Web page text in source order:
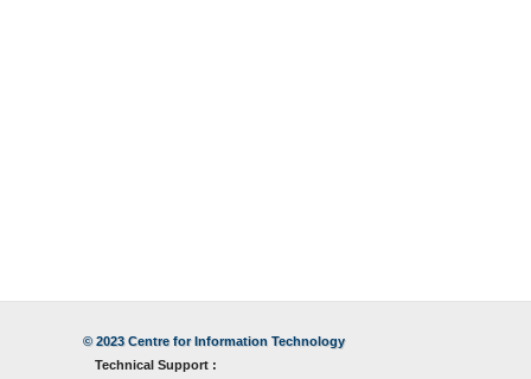
© 2023 Centre for Information Technology
Technical Support :